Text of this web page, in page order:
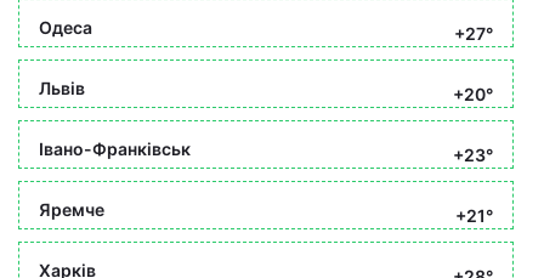
Одеса +27°
Львів +20°
Івано-Франківськ +23°
Яремче +21°
Харків